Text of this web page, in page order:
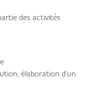
des activités
élaboration d’un